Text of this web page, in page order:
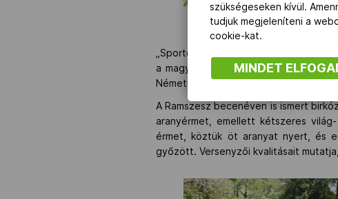
MBSZ/Róth Tamás
„Sportolóként, edzőként,
a magyar birkózást. A sportág iránti
Németh Szilárd, mielőtt Schmitt Pállal
A Ramszesz becenéven is ismert
aranyérmet, emellett kétszeres
érmet, köztük öt aranyat nyert, és
győzött. Versenyzői kvalitásait
szükségeseken kívül.
tudjuk megjeleníteni a
cookie-kat.
MINDET